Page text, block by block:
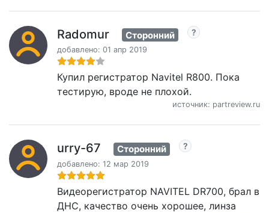
Radomur Сторонний
добавлено: 01 апр 2019
Купил регистратор Navitel R800. Пока
тестирую, вроде не плохой.
источник: partreview.ru
urry-67 Сторонний
добавлено: 12 мар 2019
Видеорегистратор NAVITEL DR700, брал в
ДНС, качество очень хорошее, линза